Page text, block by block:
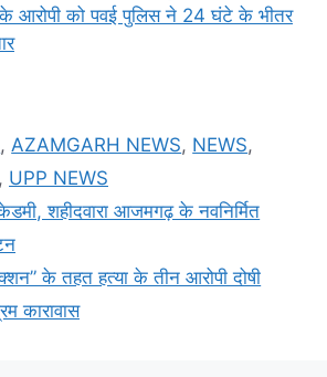
के आरोपी को पवई पुलिस ने 24 घंटे के भीतर
, AZAMGARH NEWS, NEWS,
, UPP NEWS
शहीदवारा आजमगढ़ के नवनिर्मित
के तहत हत्या के तीन आरोपी दोषी
कारावास